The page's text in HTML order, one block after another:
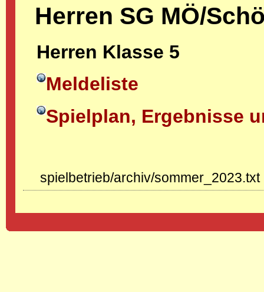
Herren SG MÖ/
Herren Klasse 5
Meldeliste
Spielplan, Ergebnisse
spielbetrieb/archiv/sommer_2023.txt